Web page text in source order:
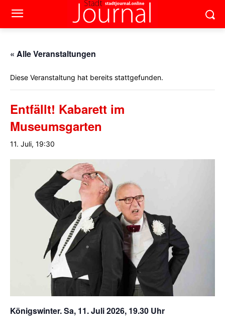
« Alle Veranstaltungen
Diese Veranstaltung hat bereits stattgefunden.
Entfällt! Kabarett im
Museumsgarten
11. Juli, 19:30
Königswinter. Sa, 11. Juli 2026, 19.30 Uhr